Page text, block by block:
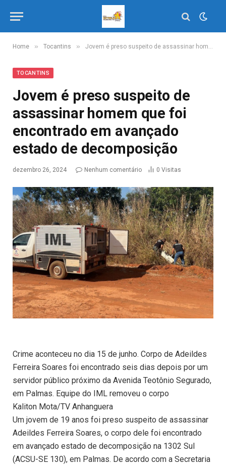
Home » Tocantins » Jovem é preso suspeito de assassinar homem que foi encontrado em avançado estado de decomposição
TOCANTINS
Jovem é preso suspeito de
assassinar homem que foi
encontrado em avançado
estado de decomposição
dezembro 26, 2024 Nenhum comentário 0 Visitas
Crime aconteceu no dia 15 de junho. Corpo de Adeildes
Ferreira Soares foi encontrado seis dias depois por um
servidor público próximo da Avenida Teotônio Segurado,
em Palmas. Equipe do IML removeu o corpo
Kaliton Mota/TV Anhanguera
Um jovem de 19 anos foi preso suspeito de assassinar
Adeildes Ferreira Soares, o corpo dele foi encontrado
em avançado estado de decomposição na 1302 Sul
(ACSU-SE 130), em Palmas. De acordo com a Secretaria